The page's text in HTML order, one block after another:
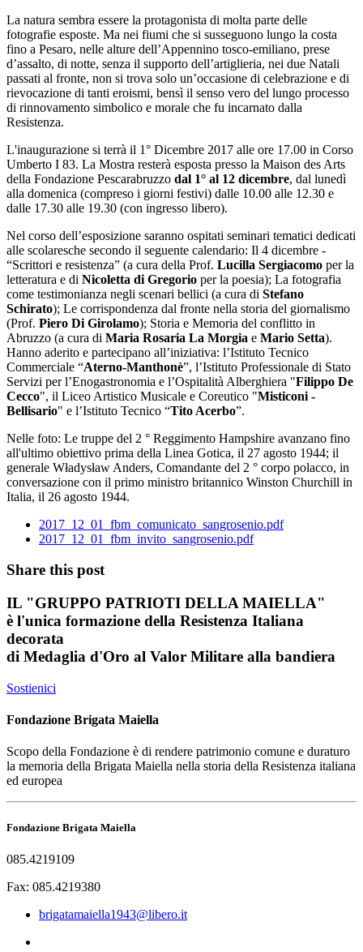
La natura sembra essere la protagonista di molta parte delle
fotografie esposte. Ma nei fiumi che si susseguono lungo la costa
fino a Pesaro, nelle alture dell’Appennino tosco-emiliano, prese
d’assalto, di notte, senza il supporto dell’artiglieria, nei due Natali
passati al fronte, non si trova solo un’occasione di celebrazione e di
rievocazione di tanti eroismi, bensì il senso vero del lungo processo
di rinnovamento simbolico e morale che fu incarnato dalla
Resistenza.
L'inaugurazione si terrà il 1° Dicembre 2017 alle ore 17.00 in Corso
Umberto I 83. La Mostra resterà esposta presso la Maison des Arts
della Fondazione Pescarabruzzo dal 1° al 12 dicembre, dal lunedì
alla domenica (compreso i giorni festivi) dalle 10.00 alle 12.30 e
dalle 17.30 alle 19.30 (con ingresso libero).
Nel corso dell’esposizione saranno ospitati seminari tematici dedicati
alle scolaresche secondo il seguente calendario: Il 4 dicembre -
“Scrittori e resistenza” (a cura della Prof. Lucilla Sergiacomo per la
letteratura e di Nicoletta di Gregorio per la poesia); La fotografia
come testimonianza negli scenari bellici (a cura di Stefano
Schirato); Le corrispondenza dal fronte nella storia del giornalismo
(Prof. Piero Di Girolamo); Storia e Memoria del conflitto in
Abruzzo (a cura di Maria Rosaria La Morgia e Mario Setta).
Hanno aderito e partecipano all’iniziativa: l’Istituto Tecnico
Commerciale “Aterno-Manthonè”, l’Istituto Professionale di Stato
Servizi per l’Enogastronomia e l’Ospitalità Alberghiera "Filippo De
Cecco", il Liceo Artistico Musicale e Coreutico "Misticoni -
Bellisario" e l’Istituto Tecnico “Tito Acerbo”.
Nelle foto: Le truppe del 2 ° Reggimento Hampshire avanzano fino
all'ultimo obiettivo prima della Linea Gotica, il 27 agosto 1944; il
generale Władysław Anders, Comandante del 2 ° corpo polacco, in
conversazione con il primo ministro britannico Winston Churchill in
Italia, il 26 agosto 1944.
2017_12_01_fbm_comunicato_sangrosenio.pdf
2017_12_01_fbm_invito_sangrosenio.pdf
Share this post
IL "GRUPPO PATRIOTI DELLA MAIELLA"
è l'unica formazione della Resistenza Italiana
decorata
di Medaglia d'Oro al Valor Militare alla bandiera
Sostienici
Fondazione Brigata Maiella
Scopo della Fondazione è di rendere patrimonio comune e duraturo
la memoria della Brigata Maiella nella storia della Resistenza italiana
ed europea
Fondazione Brigata Maiella
085.4219109
Fax: 085.4219380
brigatamaiella1943@libero.it